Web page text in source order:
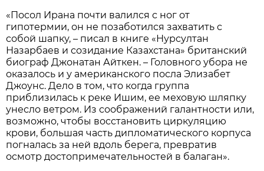
«Посол Ирана почти валился с ног от
гипотермии, он не позаботился захватить с
собой шапку, – писал в книге «Нурсултан
Назарбаев и созидание Казахстана» британский
биограф Джонатан Айткен. – Головного убора не
оказалось и у американского посла Элизабет
Джоунс. Дело в том, что когда группа
приблизилась к реке Ишим, ее меховую шляпку
унесло ветром. Из соображений галантности или,
возможно, чтобы восстановить циркуляцию
крови, большая часть дипломатического корпуса
погналась за ней вдоль берега, превратив
осмотр достопримечательностей в балаган».